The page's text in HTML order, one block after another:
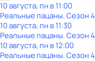
10 августа, пн в 11:00
Реальные пацаны. Сезон 4
10 августа, пн в 11:30
Реальные пацаны. Сезон 4
10 августа, пн в 12:00
Реальные пацаны. Сезон 4